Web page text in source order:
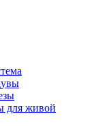
для живой